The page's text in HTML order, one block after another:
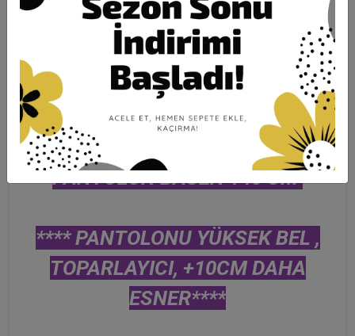
2 BEDEN GÖĞÜS 124 BASEN 130 -
PANTOLON BASEN 124CM
3 BEDEN GÖĞÜS 134 BASEN 142 -
PANTOLON BASEN 138CM
4 BEDEN GÖĞÜS 136 BASEN 144 -
PANTOLON BASEN 140 CM
**** PANTOLONU YÜKSEK BEL ,
TOPARLAYICI, +10CM DAHA
ESNER****